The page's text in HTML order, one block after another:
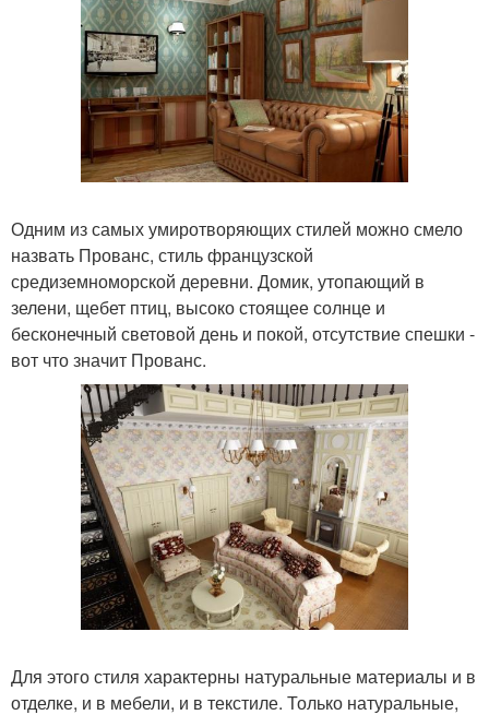
Одним из самых умиротворяющих стилей можно смело
назвать Прованс, стиль французской
средиземноморской деревни. Домик, утопающий в
зелени, щебет птиц, высоко стоящее солнце и
бесконечный световой день и покой, отсутствие спешки -
вот что значит Прованс.
Для этого стиля характерны натуральные материалы и в
отделке, и в мебели, и в текстиле. Только натуральные,